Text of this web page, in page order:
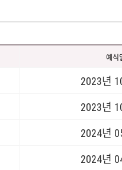
예식
2023년
2023년
2024년
2024년